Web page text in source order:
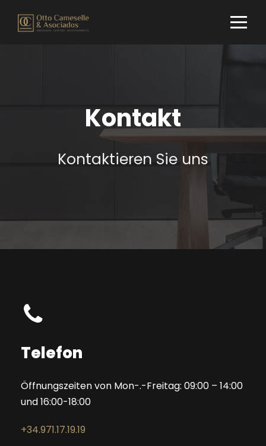
Kontakt
Kontaktieren Sie uns
Telefon
Öffnungszeiten von Mon-.-Freitag: 09:00 – 14:00
und 16:00-18:00
+34.971.17.19.19